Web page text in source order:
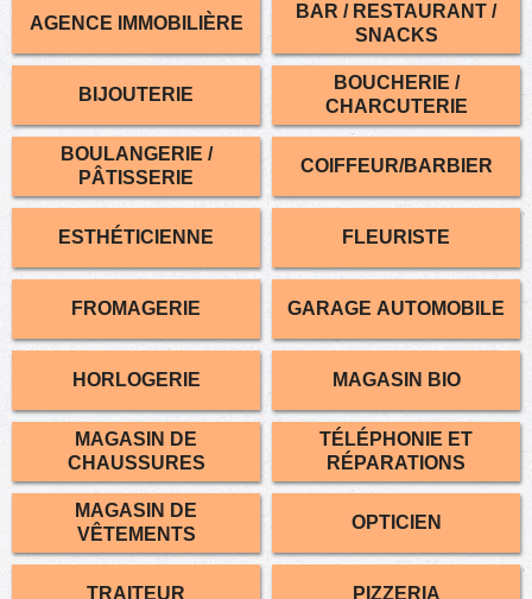
AGENCE IMMOBILIÈRE
BAR / RESTAURANT /
SNACKS
BIJOUTERIE
BOUCHERIE /
CHARCUTERIE
BOULANGERIE /
PÂTISSERIE
COIFFEUR/BARBIER
ESTHÉTICIENNE FLEURISTE
FROMAGERIE GARAGE AUTOMOBILE
HORLOGERIE MAGASIN BIO
MAGASIN DE
CHAUSSURES
TÉLÉPHONIE ET
RÉPARATIONS
MAGASIN DE
VÊTEMENTS
OPTICIEN
TRAITEUR PIZZERIA